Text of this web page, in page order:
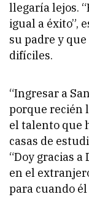
llegaría lejos.
igual a éxito”,
su padre y
difíciles.
“Ingresar a
porque recién
el talento que
casas de
“Doy gracias
en el
para cuando